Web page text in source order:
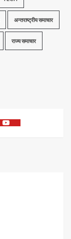
अन्तराष्ट्रीय समाचार
राज्य समाचार